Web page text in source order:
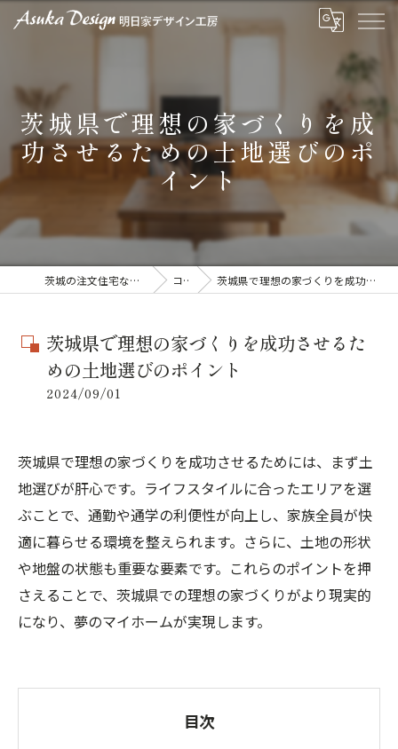
茨城県で理想の家づくりを成
功させるための土地選びのポ
イント
茨城の注文住宅なら明日家デザイン工房 コラム 茨城県で理想の家づくりを成功させるための土地選びのポイント
茨城県で理想の家づくりを成功させるた
めの土地選びのポイント
2024/09/01
茨城県で理想の家づくりを成功させるためには、まず土
地選びが肝心です。ライフスタイルに合ったエリアを選
ぶことで、通勤や通学の利便性が向上し、家族全員が快
適に暮らせる環境を整えられます。さらに、土地の形状
や地盤の状態も重要な要素です。これらのポイントを押
さえることで、茨城県での理想の家づくりがより現実的
になり、夢のマイホームが実現します。
目次